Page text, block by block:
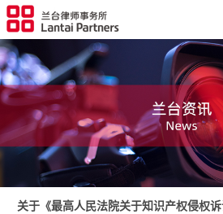
关于《最高人民法院关于知识产权侵权